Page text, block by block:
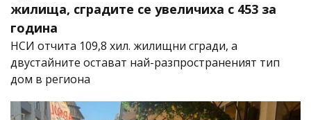
жилища, сградите се увеличиха с 453 за
година
НСИ отчита 109,8 хил. жилищни сгради, а
двустайните остават най-разпространеният тип
дом в региона